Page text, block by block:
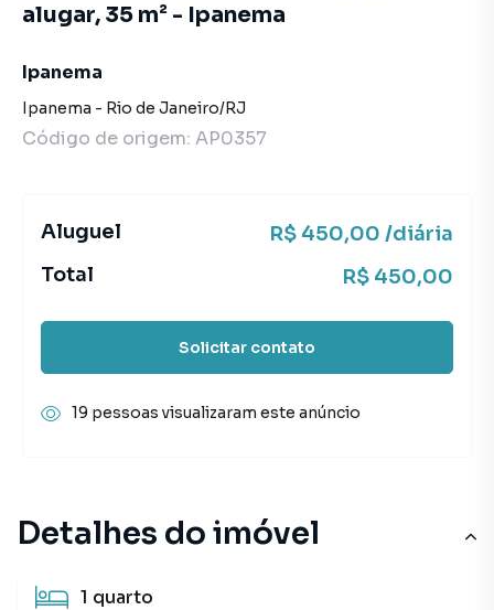
Detalhes do imóvel
1 quarto
alugar, 35 m² - Ipanema
Ipanema
Ipanema - Rio de Janeiro/RJ
Código de origem: AP0357
Aluguel
R$ 450,00 /diária
Total
R$ 450,00
Solicitar contato
19 pessoas visualizaram este anúncio